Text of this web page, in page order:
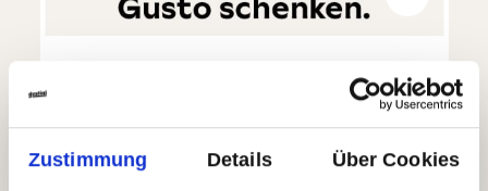
Zustimmung Details Über Cookies
100,00 €